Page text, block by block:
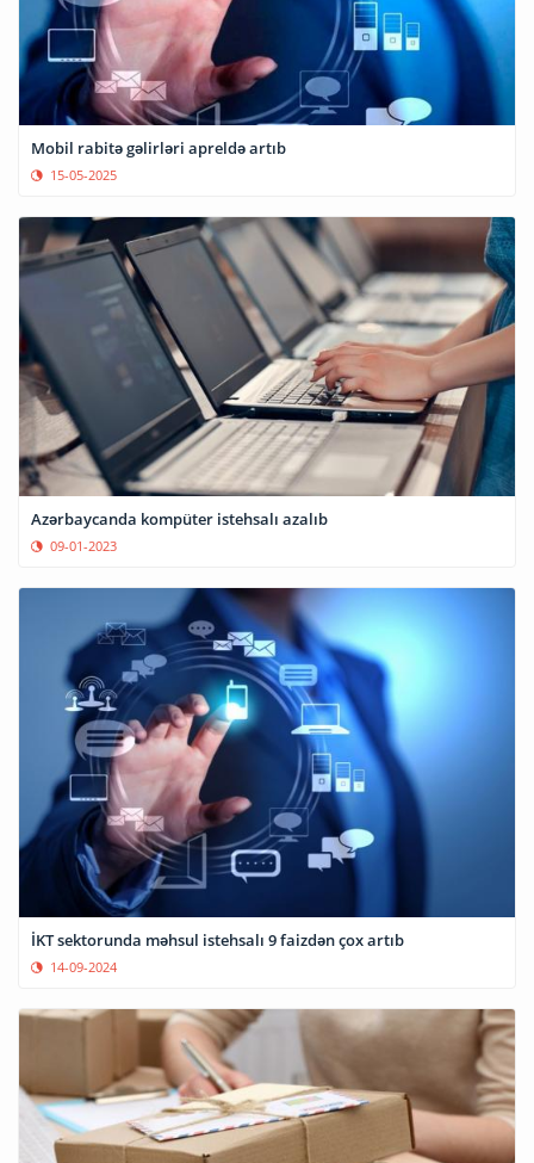
Mobil rabitə gəlirləri apreldə artıb
15-05-2025
Azərbaycanda kompüter istehsalı azalıb
09-01-2023
İKT sektorunda məhsul istehsalı 9 faizdən çox artıb
14-09-2024